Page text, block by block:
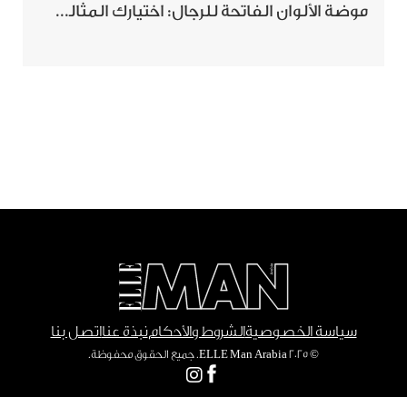
موضة الألوان الفاتحة للرجال: اختيارك المثالي لإطلالة صيفية مبهرة
سياسة الخصوصيةالشروط والأحكامنبذة عنااتصل بنا
© ٢٠٢٥ ELLE Man Arabia. جميع الحقوق محفوظة.